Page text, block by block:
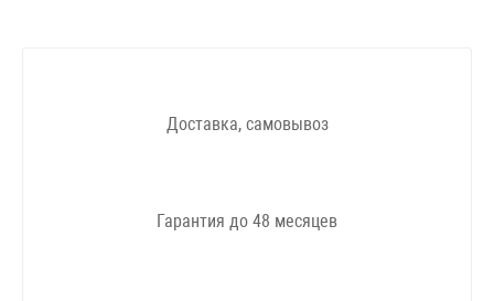
Доставка, самовывоз
Гарантия до 48 месяцев